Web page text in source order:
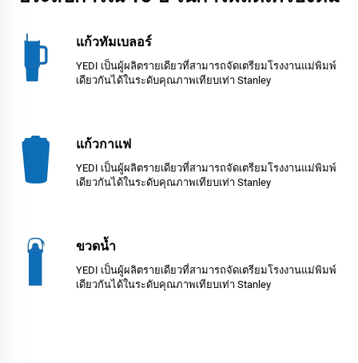
แก้วทัมเบลอร์
YEDI เป็นผู้ผลิตรายเดียวที่สามารถจัดเตรียมโรงงานแม่พิมพ์
เดียวกันได้ในระดับคุณภาพเทียบเท่า Stanley
แก้วกาแฟ
YEDI เป็นผู้ผลิตรายเดียวที่สามารถจัดเตรียมโรงงานแม่พิมพ์
เดียวกันได้ในระดับคุณภาพเทียบเท่า Stanley
ขวดน้ำ
YEDI เป็นผู้ผลิตรายเดียวที่สามารถจัดเตรียมโรงงานแม่พิมพ์
เดียวกันได้ในระดับคุณภาพเทียบเท่า Stanley